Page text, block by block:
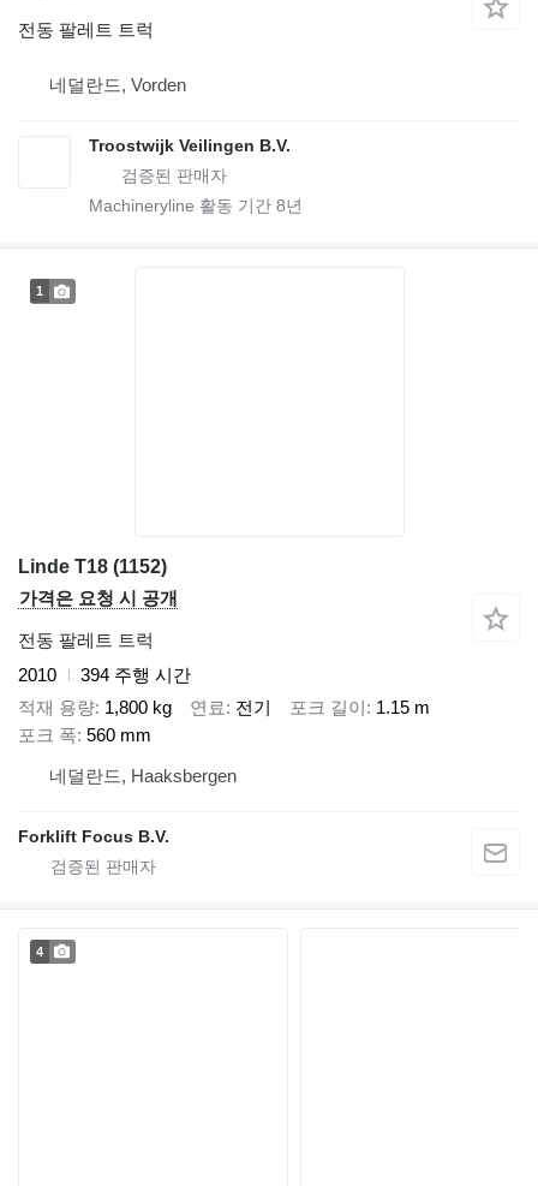
전동 팔레트 트럭
네덜란드, Vorden
Troostwijk Veilingen B.V.
Machineryline 활동 기간 8년
1
Linde T18 (1152)
가격은 요청 시 공개
전동 팔레트 트럭
2010
394 주행 시간
적재 용량 1,800 kg 연료 전기 포크 길이
1.15 m
포크 폭 560 mm
네덜란드, Haaksbergen
Forklift Focus B.V.
4